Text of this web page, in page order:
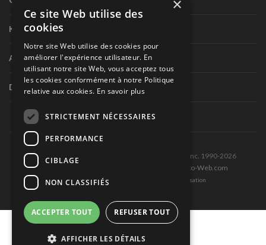
Karting
Autres séries nationales
Divers
Tous droits réservés © Les Éditions Pole-Position inc. 1990-2026
Ce site est produit et hébergé par Montréal-Photo-Web.com
Politique de confidentialité et Conditions d’utilisation
×
Ce site Web utilise des
cookies
Notre site Web utilise des cookies pour
améliorer l'expérience utilisateur. En
utilisant notre site Web, vous acceptez tous
les cookies conformément à notre Politique
relative aux cookies. En savoir plus
STRICTEMENT NÉCESSAIRES
PERFORMANCE
CIBLAGE
NON CLASSIFIÉS
ACCEPTER TOUT REFUSER TOUT
AFFICHER LES DÉTAILS